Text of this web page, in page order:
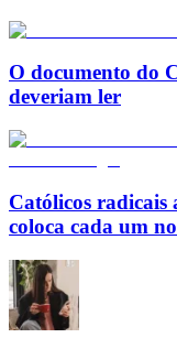
O documento do
deveriam ler
Católicos radicais
coloca cada um